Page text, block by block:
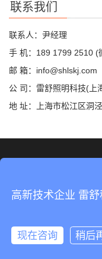
联系我们
联系人：尹经理
手 机：189 1799 2510 (
邮 箱：info@shlskj.com
公 司：雷舒照明科技(上
地 址：上海市松江区洞
高新技术企业 雷舒
现在咨询 稍后